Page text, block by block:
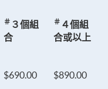
＃ ３個組
合
＃ ４個組
合或以上
$690.00 $890.00